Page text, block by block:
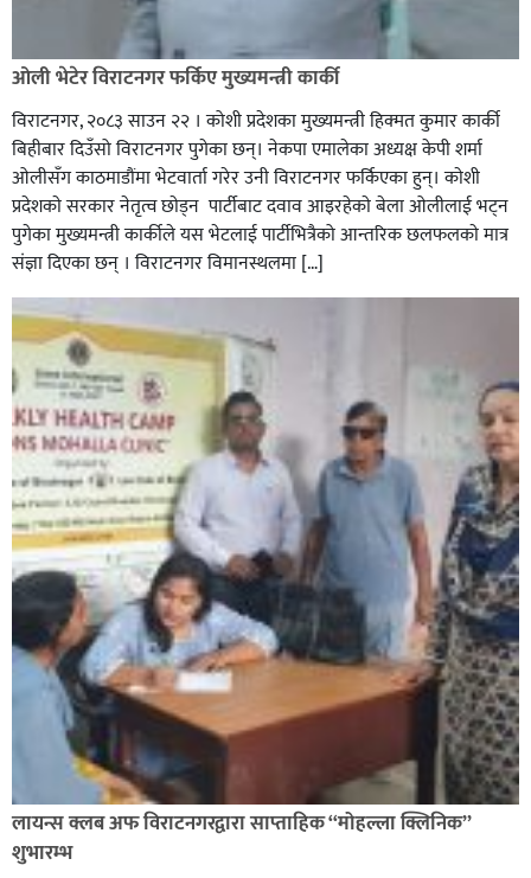
ओली भेटेर विराटनगर फर्किए मुख्यमन्त्री कार्की
विराटनगर, २०८३ साउन २२ । कोशी प्रदेशका मुख्यमन्त्री हिक्मत कुमार कार्की
बिहीबार दिउँसो विराटनगर पुगेका छन्। नेकपा एमालेका अध्यक्ष केपी शर्मा
ओलीसँग काठमाडौंमा भेटवार्ता गरेर उनी विराटनगर फर्किएका हुन्। काेशी
प्रदेशकाे सरकार नेतृत्व छाेड्न पार्टीबाट दवाव आइरहेकाे बेला ओलीलाई भट्न
पुगेका मुख्यमन्त्री कार्कीले यस भेटलाई पार्टीभित्रैको आन्तरिक छलफलकाे मात्र
संज्ञा दिएका छन् । विराटनगर विमानस्थलमा […]
लायन्स क्लब अफ विराटनगरद्वारा साप्ताहिक “मोहल्ला क्लिनिक”
शुभारम्भ